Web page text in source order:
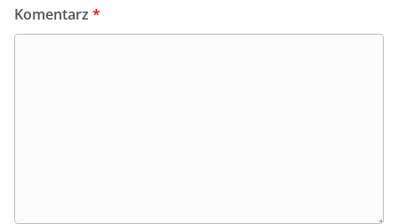
Komentarz *